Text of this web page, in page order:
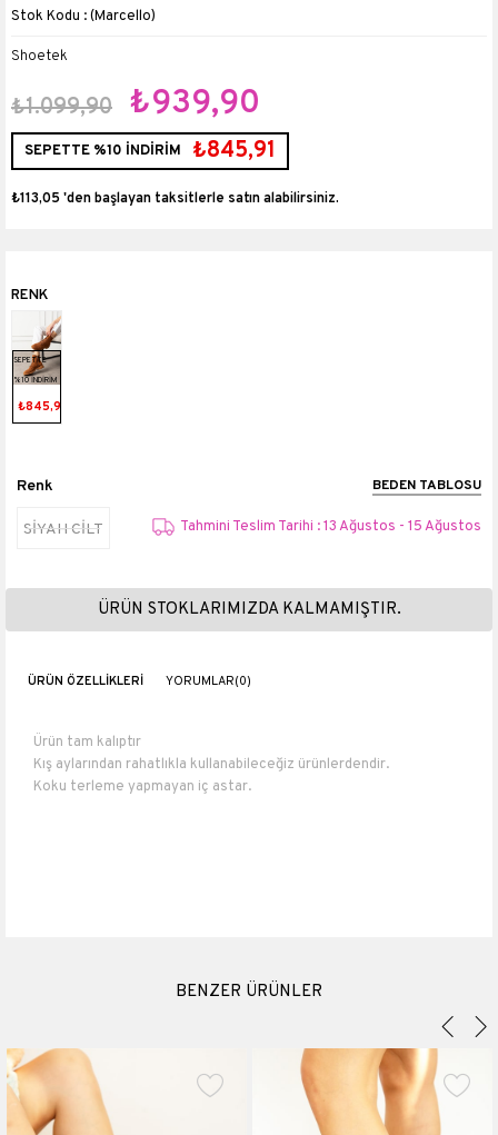
(Marcello)
Shoetek
₺1.099,90 ₺939,90
SEPETTE %10 İNDİRİM ₺845,91
₺113,05'den başlayan taksitlerle
SEPETTE
%10 İNDİRİM
₺845,91
Renk BEDEN TABLOSU
SİYAH CİLT Tahmini Teslim Tarihi : 13 Ağustos - 15 Ağustos
ÜRÜN STOKLARIMIZDA KALMAMIŞTIR.
ÜRÜN ÖZELLIKLERI YORUMLAR(0)
Ürün tam kalıptır
Kış aylarından rahatlıkla kullanabileceğiz ürünlerdendir.
Koku terleme yapmayan iç astar.
BENZER ÜRÜNLER